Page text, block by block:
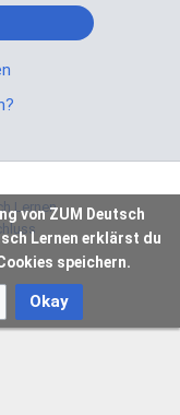
Lernen
von ZUM Deutsch
Lernen erklärst du
speichern.
Okay